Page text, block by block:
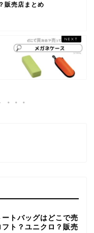
販売店まとめ
トバッグはどこで売
フト？ユニクロ？販売